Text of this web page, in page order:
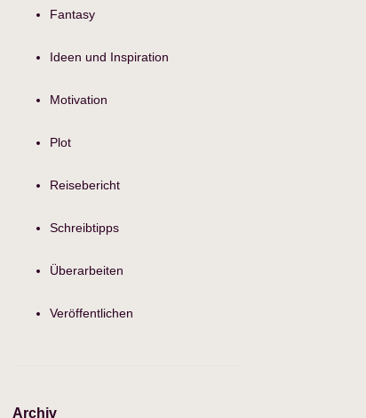
Fantasy
Ideen und Inspiration
Motivation
Plot
Reisebericht
Schreibtipps
Überarbeiten
Veröffentlichen
Archiv